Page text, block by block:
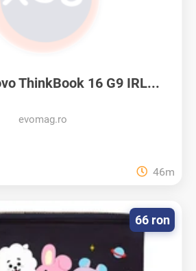
ThinkBook 16 G9 IRL...
evomag.ro
46m
66 ron